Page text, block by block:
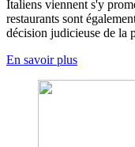
Italiens viennent s'y
restaurants sont
décision judicieuse de la
En savoir plus